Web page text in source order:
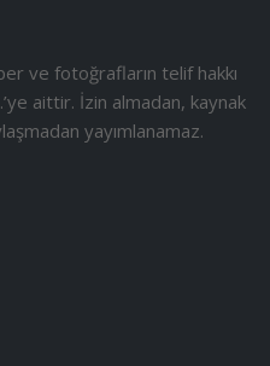
ve fotoğrafların telif hakkı
aittir. İzin almadan, kaynak
yayımlanamaz.